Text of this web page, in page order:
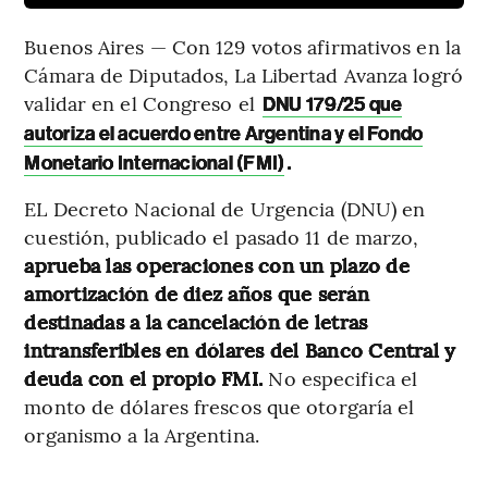
Buenos Aires — Con 129 votos afirmativos en la
Cámara de Diputados, La Libertad Avanza logró
validar en el Congreso el DNU 179/25 que
autoriza el acuerdo entre Argentina y el Fondo
Monetario Internacional (FMI).
EL Decreto Nacional de Urgencia (DNU) en
cuestión, publicado el pasado 11 de marzo,
aprueba las operaciones con un plazo de
amortización de diez años que serán
destinadas a la cancelación de letras
intransferibles en dólares del Banco Central y
deuda con el propio FMI. No especifica el
monto de dólares frescos que otorgaría el
organismo a la Argentina.